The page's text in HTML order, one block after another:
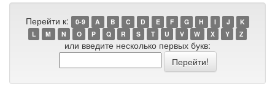
Перейти к: 0-9 A B C D E F G H I J
K
L
M N O P Q R S T U V W X Y Z
или введите несколько первых букв: